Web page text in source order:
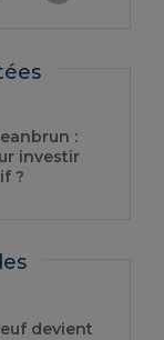
:
investir
?
devient